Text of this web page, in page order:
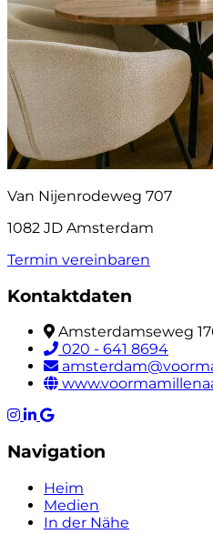
Van Nijenrodeweg 707
1082 JD Amsterdam
Termin vereinbaren
Kontaktdaten
Amsterdamseweg
020 - 641 8694
Navigation
Heim
Medien
In der Nähe